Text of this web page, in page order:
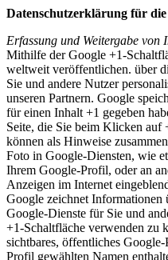
Datenschutzerklärung für
Erfassung und Weitergabe von
Mithilfe der Google +1-
weltweit veröffentlichen. über
Sie und andere Nutzer
unseren Partnern. Google
für einen Inhalt +1 gegeben
Seite, die Sie beim Klicken auf
können als Hinweise
Foto in Google-Diensten, wie
Ihrem Google-Profil, oder an
Anzeigen im Internet
Google zeichnet
Google-Dienste für Sie und
+1-Schaltfläche verwenden zu
sichtbares, öffentliches
Profil gewählten Namen